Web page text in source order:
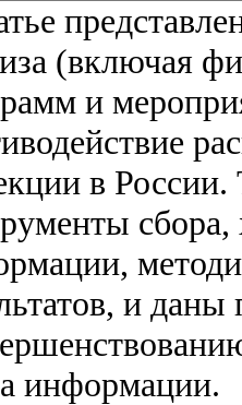
(включая
и
в России.
сбора,
и
информации.